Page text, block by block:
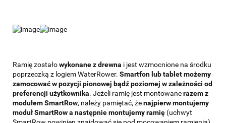
Ramię zostałowykonane z drewna i jest wzmocnione na środku
poprzeczką z logiem WaterRower. Smartfon lub tablet możemy
zamocować w pozycji pionowej bądź poziomej w zależności od
preferencji użytkownika. Jeżeli ramię jest montowanerazem z
modułem SmartRow, należy pamiętać, żenajpierw montujemy
moduł SmartRow a następnie montujemy ramię (uchwyt